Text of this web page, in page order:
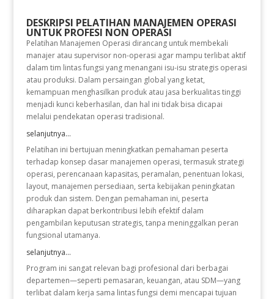
DESKRIPSI PELATIHAN MANAJEMEN OPERASI
UNTUK PROFESI NON OPERASI
Pelatihan Manajemen Operasi dirancang untuk membekali
manajer atau supervisor non-operasi agar mampu terlibat aktif
dalam tim lintas fungsi yang menangani isu-isu strategis operasi
atau produksi. Dalam persaingan global yang ketat,
kemampuan menghasilkan produk atau jasa berkualitas tinggi
menjadi kunci keberhasilan, dan hal ini tidak bisa dicapai
melalui pendekatan operasi tradisional.
selanjutnya...
Pelatihan ini bertujuan meningkatkan pemahaman peserta
terhadap konsep dasar manajemen operasi, termasuk strategi
operasi, perencanaan kapasitas, peramalan, penentuan lokasi,
layout, manajemen persediaan, serta kebijakan peningkatan
produk dan sistem. Dengan pemahaman ini, peserta
diharapkan dapat berkontribusi lebih efektif dalam
pengambilan keputusan strategis, tanpa meninggalkan peran
fungsional utamanya.
selanjutnya...
Program ini sangat relevan bagi profesional dari berbagai
departemen—seperti pemasaran, keuangan, atau SDM—yang
terlibat dalam kerja sama lintas fungsi demi mencapai tujuan